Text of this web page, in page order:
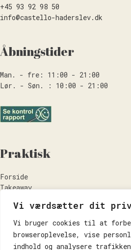
Vi værdsætter dit
Vi bruger cookies til at
browseroplevelse, vise
indhold og analysere
+45 93 92 98 50
info@castello-haderslev.dk
Åbningstider
Man. - fre: 11:00 - 21:00
Lør. - Søn. : 10:00 - 21:00
Praktisk
Forside
Takeaway
Kontakt os
Handelsbetingelser
Privatlivspolitik